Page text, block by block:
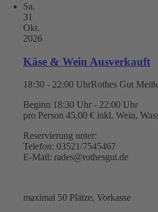
Sa.
31
Okt.
2026
Käse & Wein Ausverkauft
18:30 - 22:00 UhrRothes Gut
Beginn 18:30 Uhr - 22:00 Uhr
pro Person 45,00 € inkl. Wein,
Reservierung unter:
Telefon: 03521/7545467
E-Mail: rades@rothesgut.de
maximal 50 Plätze, Vorkasse